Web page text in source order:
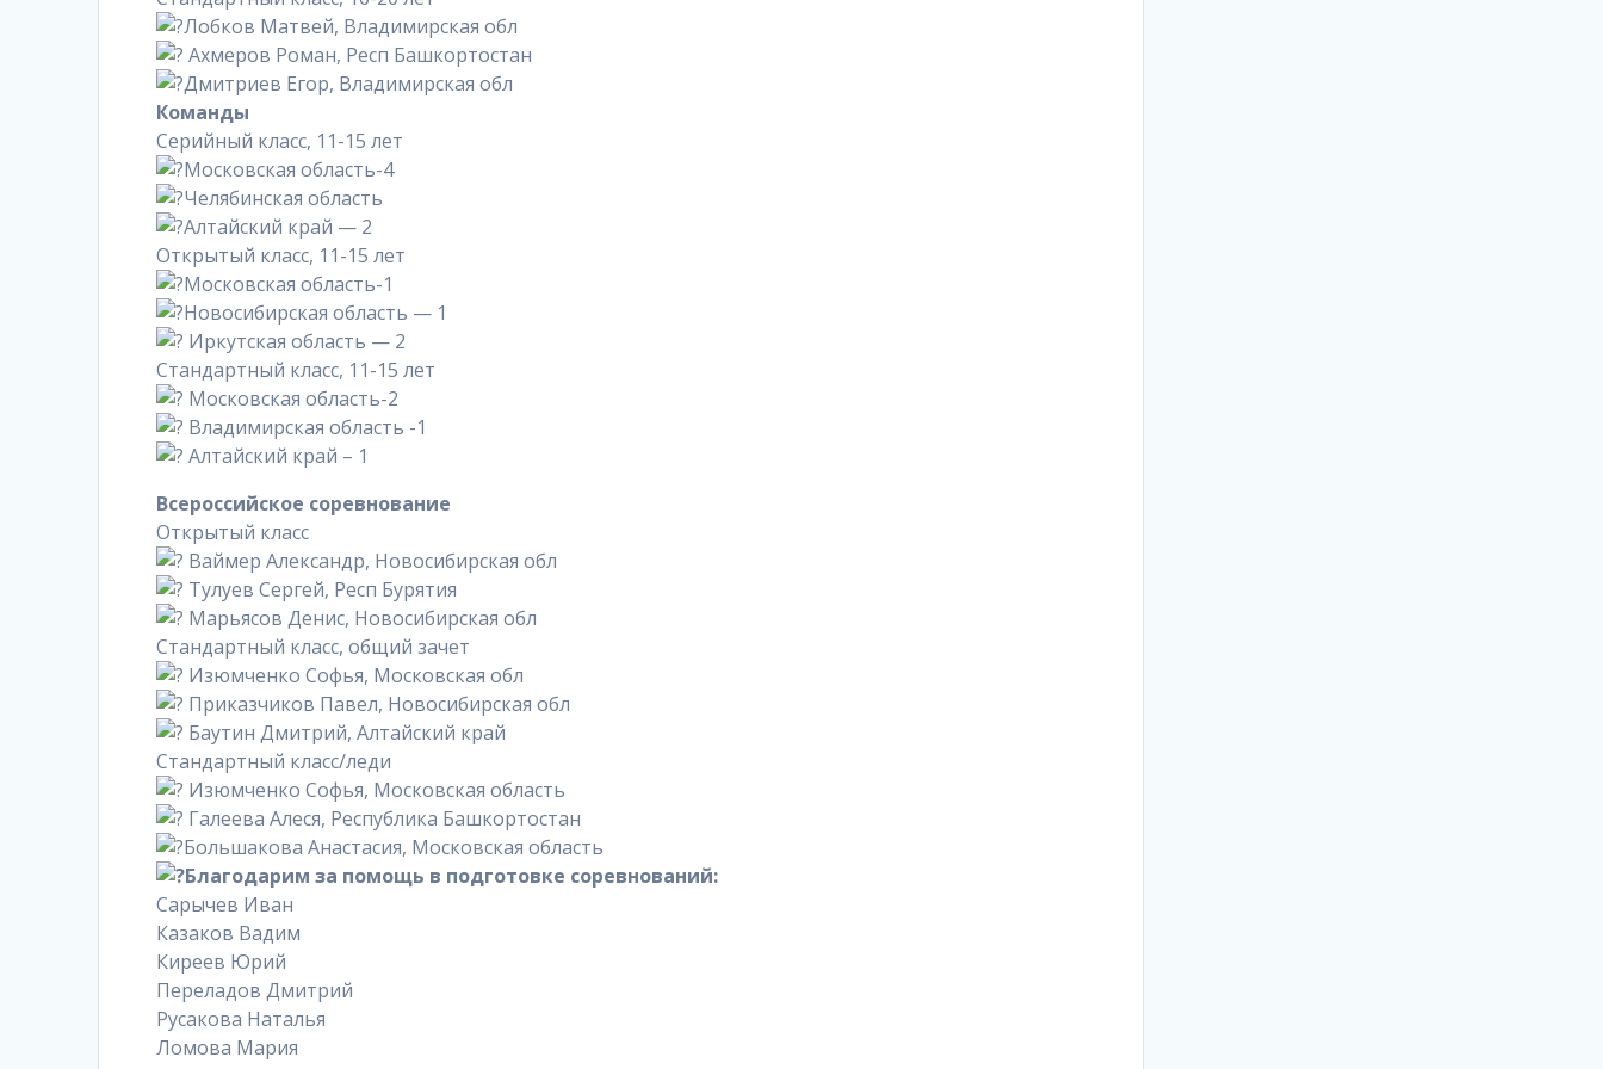
Лобков Матвей, Владимирская обл
Ахмеров Роман, Респ Башкортостан
Дмитриев Егор, Владимирская обл
Команды
Серийный класс, 11-15 лет
Московская область-4
Челябинская область
Алтайский край — 2
Открытый класс, 11-15 лет
Московская область-1
Новосибирская область — 1
Иркутская область — 2
Стандартный класс, 11-15 лет
Московская область-2
Владимирская область -1
Алтайский край – 1
Всероссийское соревнование
Открытый класс
Ваймер Александр, Новосибирская обл
Тулуев Сергей, Респ Бурятия
Марьясов Денис, Новосибирская обл
Стандартный класс, общий зачет
Изюмченко Софья, Московская обл
Приказчиков Павел, Новосибирская обл
Баутин Дмитрий, Алтайский край
Стандартный класс/леди
Изюмченко Софья, Московская область
Галеева Алеся, Республика Башкортостан
Большакова Анастасия, Московская область
Благодарим за помощь в подготовке соревнований:
Сарычев Иван
Казаков Вадим
Киреев Юрий
Переладов Дмитрий
Русакова Наталья
Ломова Мария